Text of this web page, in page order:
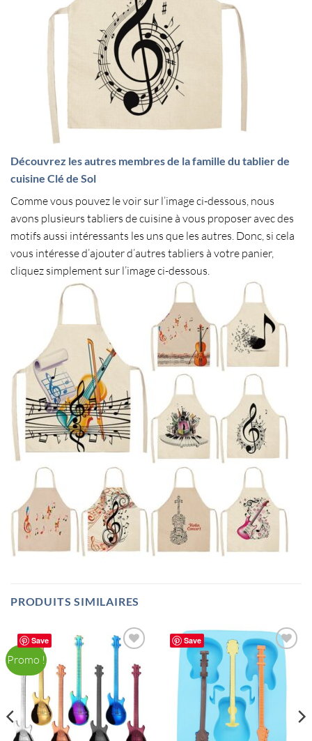
Découvrez les autres membres de la famille du tablier de
cuisine Clé de Sol
Comme vous pouvez le voir sur l’image ci-dessous, nous
avons plusieurs tabliers de cuisine à vous proposer avec des
motifs aussi intéressants les uns que les autres. Donc, si cela
vous intéresse d’ajouter d’autres tabliers à votre panier,
cliquez simplement sur l’image ci-dessous.
PRODUITS SIMILAIRES
Save
Promo !
Save